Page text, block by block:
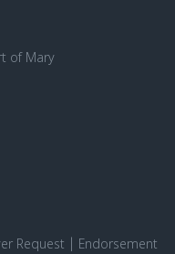
of Mary
Request
Endorsement